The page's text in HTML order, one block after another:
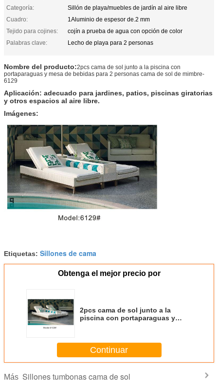
Categoría:
Sillón de playa/muebles de jardín al aire libre
Cuadro:
1Aluminio de espesor de.2 mm
Tejido para cojines:
cojín a prueba de agua con opción de color
Palabras clave:
Lecho de playa para 2 personas
Nombre del producto:2pcs cama de sol junto a la piscina con
portaparaguas y mesa de bebidas para 2 personas cama de sol de mimbre-
6129
Aplicación: adecuado para jardines, patios, piscinas giratorias
y otros espacios al aire libre.
Imágenes:
Etiquetas: Sillones de cama
Obtenga el mejor precio por
2pcs cama de sol junto a la
piscina con portaparaguas y
Continuar
Más Sillones tumbonas cama de sol